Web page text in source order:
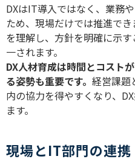
DXはIT導入ではなく、業務
ため、現場だけでは推進で
を理解し、方針を明確に示
一されます。
DX人材育成は時間とコスト
る姿勢も重要です。 経営課題
内の協力を得やすくなり、 DX
ます。
現場とIT部門の連携